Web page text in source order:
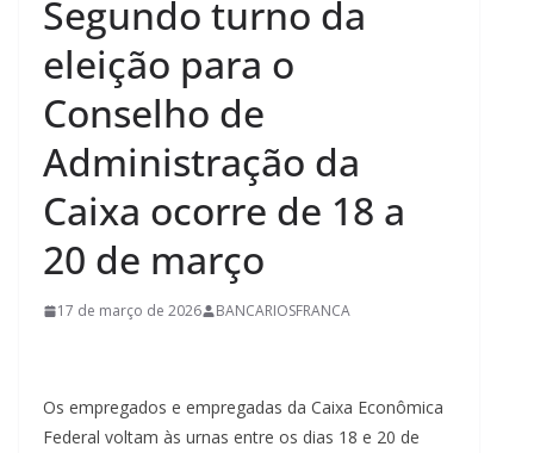
Segundo turno da
eleição para o
Conselho de
Administração da
Caixa ocorre de 18 a
20 de março
17 de março de 2026 BANCARIOSFRANCA
Os empregados e empregadas da Caixa Econômica
Federal voltam às urnas entre os dias 18 e 20 de